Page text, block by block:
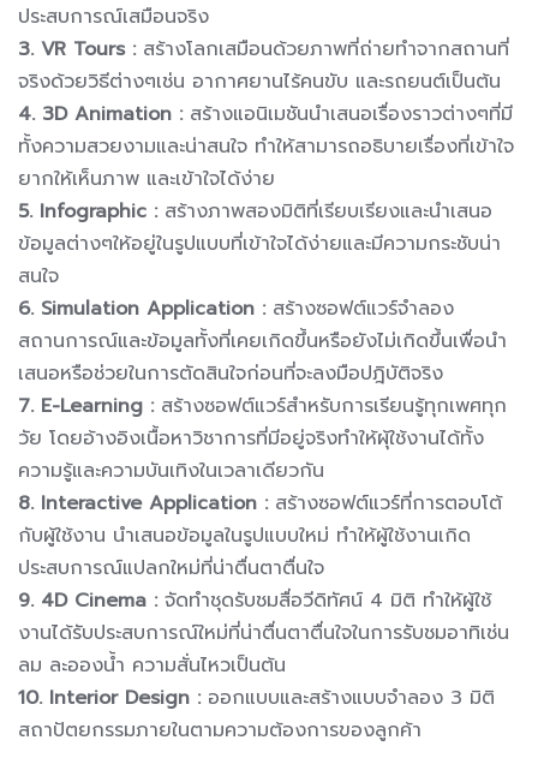
ประสบการณ์เสมือนจริง
3. VR Tours :สร้างโลกเสมือนด้วยภาพที่ถ่ายทำจากสถานที่
จริงด้วยวิธีต่างๆเช่น อากาศยานไร้คนขับ และรถยนต์เป็นต้น
4. 3D Animation :สร้างแอนิเมชันนำเสนอเรื่องราวต่างๆที่มี
ทั้งความสวยงามและน่าสนใจ ทำให้สามารถอธิบายเรื่องที่เข้าใจ
ยากให้เห็นภาพ และเข้าใจได้ง่าย
5. Infographic :สร้างภาพสองมิติที่เรียบเรียงและนำเสนอ
ข้อมูลต่างๆให้อยู่ในรูปแบบที่เข้าใจได้ง่ายและมีความกระชับน่า
สนใจ
6. Simulation Application :สร้างซอฟต์แวร์จำลอง
สถานการณ์และข้อมูลทั้งที่เคยเกิดขึ้นหรือยังไม่เกิดขึ้นเพื่อนำ
เสนอหรือช่วยในการตัดสินใจก่อนที่จะลงมือปฎิบัติจริง
7. E-Learning :สร้างซอฟต์แวร์สำหรับการเรียนรู้ทุกเพศทุก
วัย โดยอ้างอิงเนื้อหาวิชาการที่มีอยู่จริงทำให้ผุ้ใช้งานได้ทั้ง
ความรู้และความบันเทิงในเวลาเดียวกัน
8. Interactive Application :สร้างซอฟต์แวร์ที่การตอบโต้
กับผู้ใช้งาน นำเสนอข้อมูลในรูปแบบใหม่ ทำให้ผู้ใช้งานเกิด
ประสบการณ์แปลกใหม่ที่น่าตื่นตาตื่นใจ
9. 4D Cinema :จัดทำชุดรับชมสื่อวีดิทัศน์ 4 มิติ ทำให้ผู้ใช้
งานได้รับประสบการณ์ใหม่ที่น่าตื่นตาตื่นใจในการรับชมอาทิเช่น
ลม ละอองน้ำ ความสั่นไหวเป็นต้น
10. Interior Design :ออกแบบและสร้างแบบจำลอง 3 มิติ
สถาปัตยกรรมภายในตามความต้องการของลูกค้า